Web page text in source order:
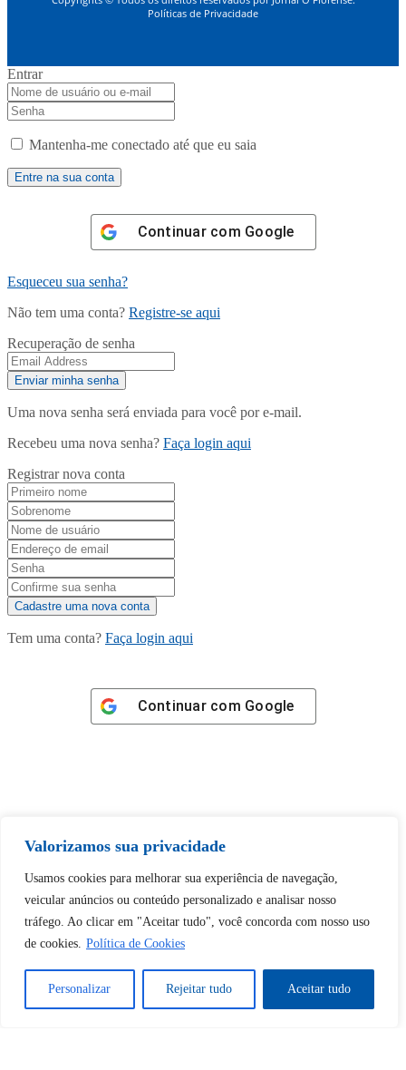
Valorizamos sua privacidade
Usamos cookies para melhorar sua experiência de navegação,
veicular anúncios ou conteúdo personalizado e analisar nosso
tráfego. Ao clicar em "Aceitar tudo", você concorda com nosso uso
de cookies. Política de Cookies
Personalizar Rejeitar tudo Aceitar tudo
Políticas de Privacidade
Entrar
Mantenha-me conectado até que eu saia
Continuar com Google
Esqueceu sua senha?
Não tem uma conta? Registre-se aqui
Recuperação de senha
Uma nova senha será enviada para você por e-mail.
Recebeu uma nova senha? Faça login aqui
Registrar nova conta
Tem uma conta? Faça login aqui
Continuar com Google
desbloquear esta publicação?
Desbloquear esquerda : 0